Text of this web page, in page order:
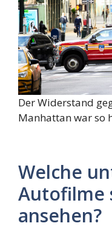
Der Widerstand
Manhattan war so
Welche
Autofilme
ansehen?